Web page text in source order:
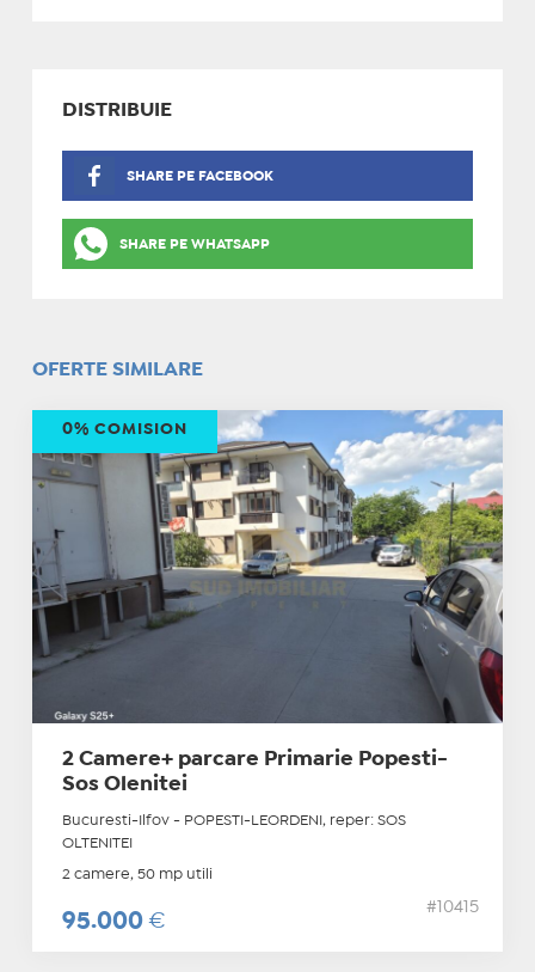
DISTRIBUIE
SHARE PE FACEBOOK
SHARE PE WHATSAPP
OFERTE SIMILARE
2 Camere+ parcare Primarie Popesti-
Sos Olenitei
Bucuresti-Ilfov - POPESTI-LEORDENI, reper: SOS
OLTENITEI
2 camere, 50 mp utili
95.000 €
#10415
0% COMISION